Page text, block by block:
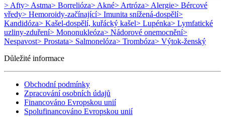
> Afty> Astma> Borrelióza> Akné> Artróza> Alergie> Bércové
vředy> Hemoroidy-začínající> Imunita snížená-dospělí>
Kandidóza> Kašel-dospělí, kuřácký kašel> Lupénka> Lymfatické
uzliny-zduření> Mononukleóza> Nádorové onemocnění>
Nespavost> Prostata> Salmonelóza> Trombóza> Výtok-ženský
Důležité informace
Obchodní podmínky
Zpracování osobních údajů
Financováno Evropskou unií
Spolufinancováno Evropskou unií